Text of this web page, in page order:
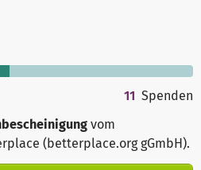
11 Spenden
vom
(betterplace.org gGmbH).